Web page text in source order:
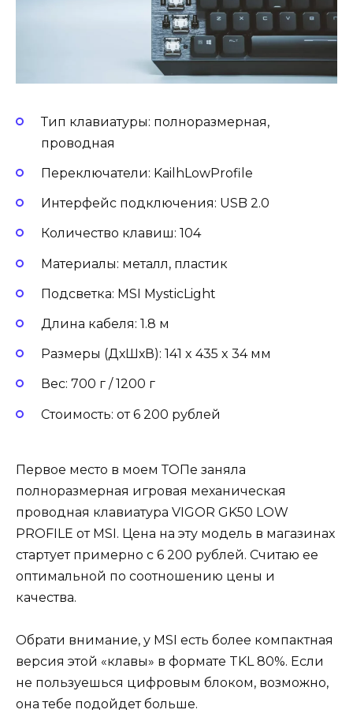
Тип клавиатуры: полноразмерная,
проводная
Переключатели: KailhLowProfile
Интерфейс подключения: USB 2.0
Количество клавиш: 104
Материалы: металл, пластик
Подсветка: MSI MysticLight
Длина кабеля: 1.8 м
Размеры (ДхШхВ): 141 x 435 x 34 мм
Вес: 700 г / 1200 г
Стоимость: от 6 200 рублей
Первое место в моем ТОПе заняла
полноразмерная игровая механическая
проводная клавиатура VIGOR GK50 LOW
PROFILE от MSI. Цена на эту модель в магазинах
стартует примерно с 6 200 рублей. Считаю ее
оптимальной по соотношению цены и
качества.
Обрати внимание, у MSI есть более компактная
версия этой «клавы» в формате TKL 80%. Если
не пользуешься цифровым блоком, возможно,
она тебе подойдет больше.